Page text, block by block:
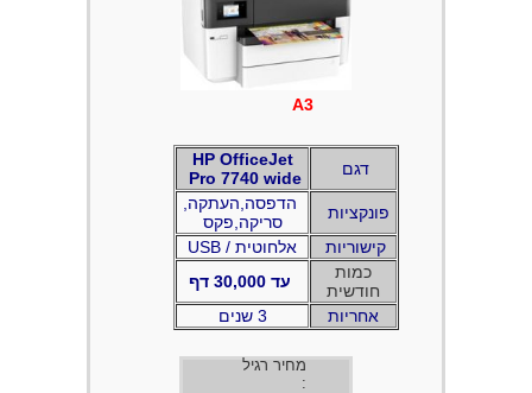
דגם
HP OfficeJet
Pro 7740 wide
פונקציות
סריקה,פקס
קישוריות
USB / אלחוטית
כמות
חודשית
עד 30,000 דף
אחריות
3 שנים
מחיר רגיל
:
A3